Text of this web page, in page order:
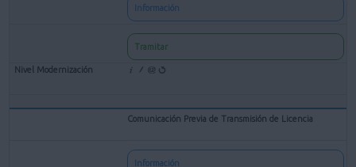
Información
Tramitar
Comunicación Previa de Transmisión de Licencia
Información